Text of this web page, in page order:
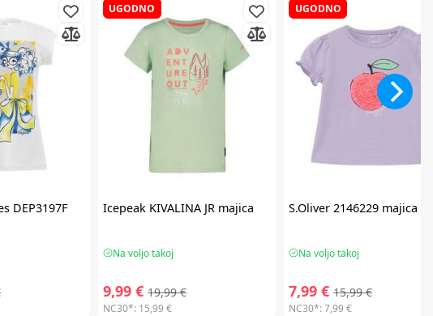
DEP3197F
UGODNO
IcepeakKIVALINA JR majica
Na voljo takoj
9,99 € 19,99 €
NC30*: 15,99 €
UGODNO
S.Oliver 2146229 majica
Na voljo takoj
7,99 € 15,99 €
NC30*:7,99 €